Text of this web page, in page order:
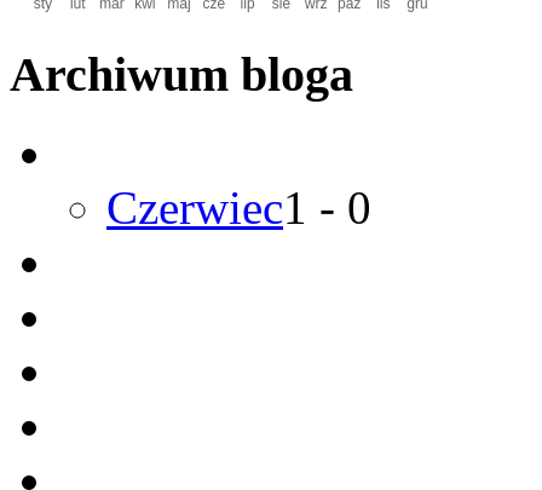
Archiwum bloga
Czerwiec1 - 0